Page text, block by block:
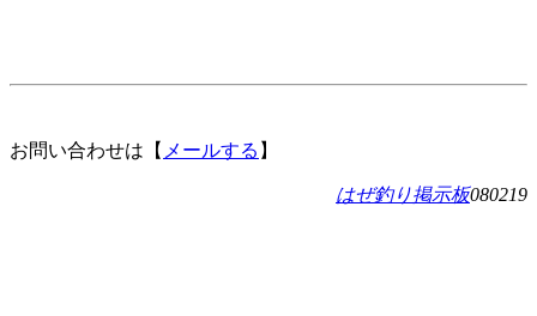
お問い合わせは【 メールする 】
はぜ釣り掲示板080219